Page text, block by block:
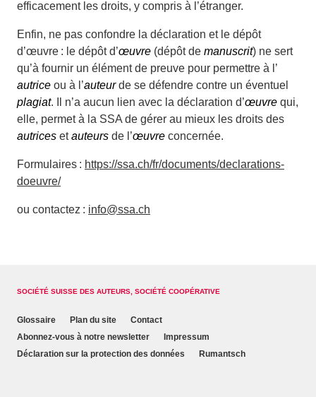
efficacement les droits, y compris à l’étranger.
Enfin, ne pas confondre la déclaration et le dépôt
d’œuvre : le dépôt d’œuvre (dépôt de manuscrit) ne sert
qu’à fournir un élément de preuve pour permettre à l’
autrice ou à l’auteurde se défendre contre un éventuel
plagiat. Il n’a aucun lien avec la déclaration d’œuvre qui,
elle, permet à la SSA de gérer au mieux les droits des
autrices etauteurs de l’œuvre concernée.
Formulaires : https://ssa.ch/fr/documents/declarations-
doeuvre/
ou contactez : info@ssa.ch
SOCIÉTÉ SUISSE DES AUTEURS, SOCIÉTÉ COOPÉRATIVE
Glossaire Plan du site
Contact
Abonnez-vous à notre newsletter
Impressum
Déclaration sur la protection des données
Rumantsch